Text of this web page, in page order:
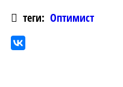
теги: Оптимист